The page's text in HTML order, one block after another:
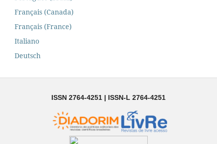
Français (Canada)
Français (France)
Italiano
Deutsch
ISSN 2764-4251 | ISSN-L 2764-4251